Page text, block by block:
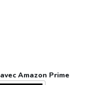
Amazon Prime